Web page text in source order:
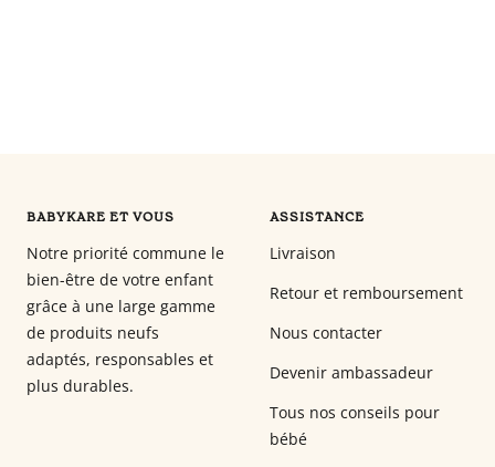
BABYKARE ET VOUS
Notre priorité commune le
bien-être de votre enfant
grâce à une large gamme
de produits neufs
adaptés, responsables et
plus durables.
ASSISTANCE
Livraison
Retour et remboursement
Nous contacter
Devenir ambassadeur
Tous nos conseils pour
bébé